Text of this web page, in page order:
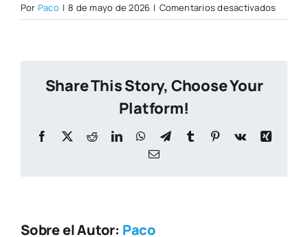
Por Paco | 8 de mayo de 2026 | Comentarios desactivadosen
Share This Story, Choose Your
Platform!
Facebook
X RedditLinkedInWhatsApp
TelegramTumblr Pinterest
Vk
Xing
Correo
Sobre el Autor: Paco